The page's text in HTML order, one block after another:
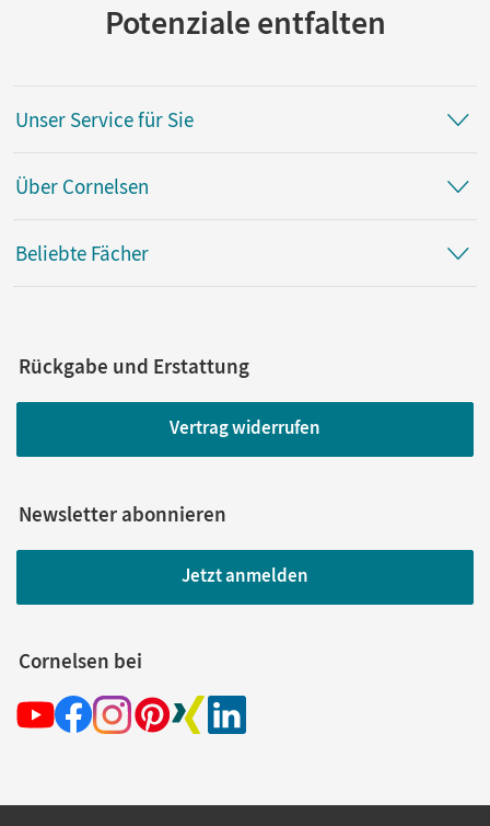
Potenziale entfalten
Unser Service für Sie
Über Cornelsen
Beliebte Fächer
Rückgabe und Erstattung
Vertrag widerrufen
Newsletter abonnieren
Jetzt anmelden
Cornelsen bei